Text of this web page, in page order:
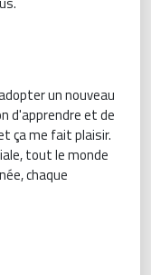
un nouveau
d'apprendre et de
ça me fait plaisir.
tout le monde
chaque